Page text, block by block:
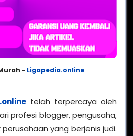
- Ligapedia.online
telah terpercaya oleh
profesi blogger, pengusaha,
yang berjenis judi.